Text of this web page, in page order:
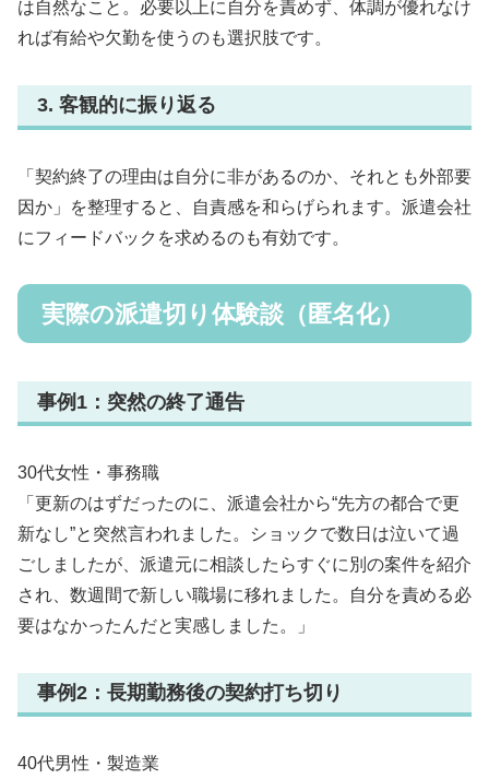
は自然なこと。必要以上に自分を責めず、体調が優れなけ
れば有給や欠勤を使うのも選択肢です。
3. 客観的に振り返る
「契約終了の理由は自分に非があるのか、それとも外部要
因か」を整理すると、自責感を和らげられます。派遣会社
にフィードバックを求めるのも有効です。
実際の派遣切り体験談（匿名化）
事例1：突然の終了通告
30代女性・事務職
「更新のはずだったのに、派遣会社から“先方の都合で更
新なし”と突然言われました。ショックで数日は泣いて過
ごしましたが、派遣元に相談したらすぐに別の案件を紹介
され、数週間で新しい職場に移れました。自分を責める必
要はなかったんだと実感しました。」
事例2：長期勤務後の契約打ち切り
40代男性・製造業